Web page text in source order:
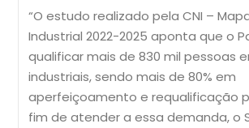
“O estudo realizado pela CNI –
Industrial 2022-2025 aponta que o
qualificar mais de 830 mil pessoas
industriais, sendo mais de 80% em
aperfeiçoamento e requalificação
fim de atender a essa demanda, o